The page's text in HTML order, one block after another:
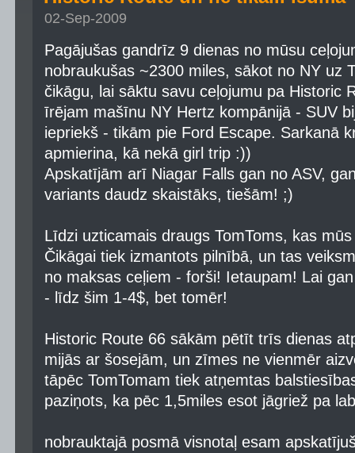
02-Sep-2009
Pagājušas gandrīz 9 dienas no mūsu
nobraukušas ~2300 miles, sākot no NY uz
čikāgu, lai sāktu savu ceļojumu pa Historic
īrējam mašīnu NY Hertz kompānijā - SUV
iepriekš - tikām pie Ford Escape. Sarkanā
apmierina, kā nekā girl trip :))
Apskatījām arī Niagar Falls gan no ASV,
variants daudz skaistāks, tiešām! ;)
Līdzi uzticamais draugs TomToms, kas
Čikāgai tiek izmantots pilnībā, un tas
no maksas ceļiem - forši! Ietaupam! Lai
- līdz šim 1-4$, bet tomēr!
Historic Route 66 sākām pētīt trīs dienas
mijās ar šosejām, un zīmes ne vienmēr
tāpēc TomTomam tiek atņemtas
paziņots, ka pēc 1,5miles esot jāgriež pa
nobrauktajā posmā visnotaļ esam